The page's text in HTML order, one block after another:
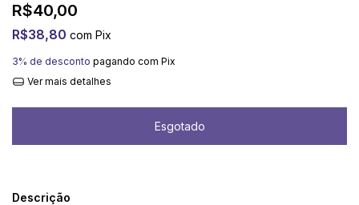
R$40,00
R$38,80 com Pix
3% de desconto pagando com Pix
Ver mais detalhes
Descrição